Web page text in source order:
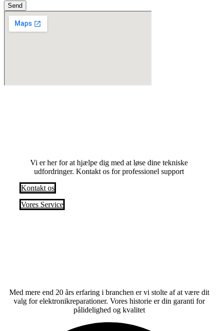
Send
Vi er her for at hjælpe dig med at løse dine tekniske
udfordringer. Kontakt os for professionel support
Kontakt os
Vores Service
Med mere end 20 års erfaring i branchen er vi stolte af at være dit
valg for elektronikreparationer. Vores historie er din garanti for
pålidelighed og kvalitet